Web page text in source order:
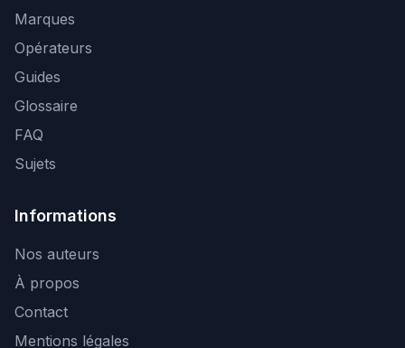
Marques
Opérateurs
Guides
Glossaire
FAQ
Sujets
Informations
Nos auteurs
À propos
Contact
Mentions légales